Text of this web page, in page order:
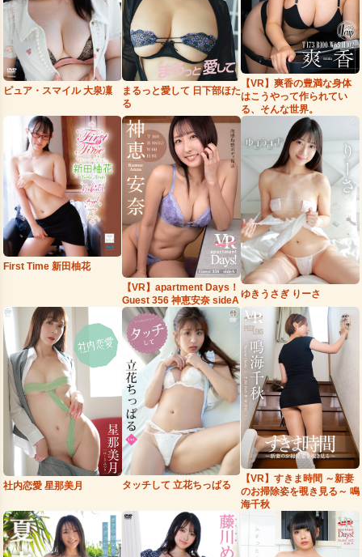
ピュア・スマイル 大泉凜
まるっと愛して 日下部ほた
る
【VR】爽香の豊満な身体
はこうやって作られてい
る、そんな世界。
First Time 新田柚花
【VR】apartment Days！
Guest 356 神恵安奈 sideA
ゆきうさぎ りーさ
社内恋愛 星那美月 タッチして 立花ちっぱる
【VR】すきま時間 ～新妻
のお掃除姿を覗き見る～ 鳴
海千秋